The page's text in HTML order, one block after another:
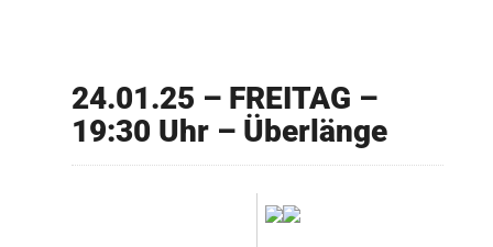
24.01.25 – FREITAG –
19:30 Uhr – Überlänge